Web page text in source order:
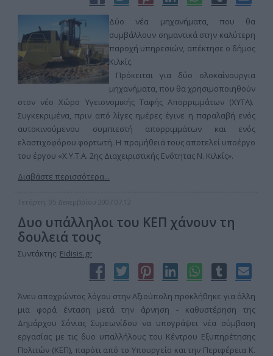
Δύο νέα μηχανήματα, που θα
συμβάλλουν σημαντικά στην καλύτερη
παροχή υπηρεσιών, απέκτησε ο δήμος
Κιλκίς.
Πρόκειται για δύο ολοκαίνουργια
μηχανήματα, που θα χρησιμοποιηθούν
στον νέο Χώρο Υγειονομικής Ταφής Απορριμμάτων (ΧΥΤΑ).
Συγκεκριμένα, πριν από λίγες ημέρες έγινε η παραλαβή ενός
αυτοκινούμενου συμπιεστή απορριμμάτων και ενός
ελαστιχοφόρου φορτωτή. Η προμήθειά τους αποτελεί υποέργο
του έργου «Χ.Υ.Τ.Α. 2ης Διαχειριστικής Ενότητας Ν. Κιλκίς».
Διαβάστε περισσότερα...
Τετάρτη, 05 Δεκεμβρίου 2007 07:12
Δυο υπάλληλοι του ΚΕΠ χάνουν τη
δουλειά τους
Συντάκτης: Eidisis.gr
Άνευ αποχρώντος λόγου στην Αξιούπολη προκλήθηκε για άλλη
μια φορά ένταση μετά την άρνηση - καθυστέρηση της
Δημάρχου Σόνιας Συμεωνίδου να υπογράψει νέα σύμβαση
εργασίας με τις δυο υπαλλήλους του Κέντρου Εξυπηρέτησης
Πολιτών (ΚΕΠ), παρότι από το Υπουργείο και την Περιφέρεια Κ.